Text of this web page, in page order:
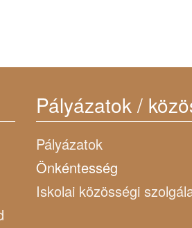
Pályázatok /
Pályázatok
Önkéntesség
Iskolai közösségi